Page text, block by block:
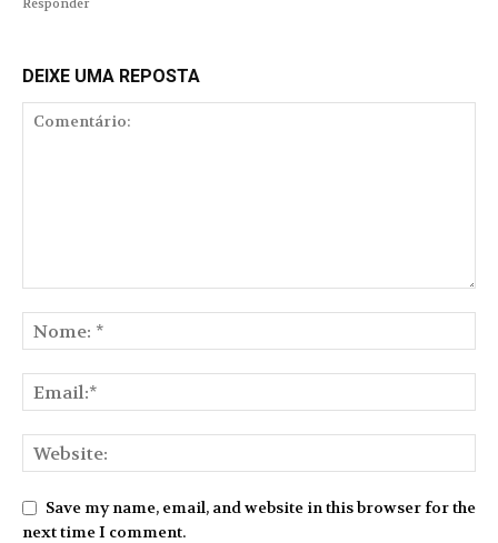
Responder
DEIXE UMA REPOSTA
Save my name, email, and website in this browser for the
next time I comment.